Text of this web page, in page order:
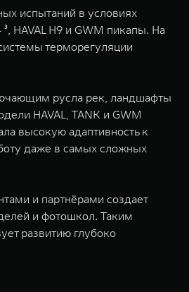
испытаний в условиях
HAVAL H9 и GWM пикапы. На
терморегуляции
русла рек, ландшафты
HAVAL, TANK и GWM
высокую адаптивность к
даже в самых сложных
и партнёрами создает
и фотошкол. Таким
развитию глубоко